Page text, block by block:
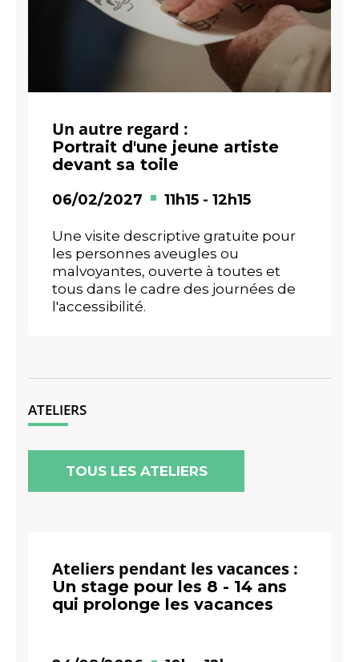
Un autre regard :
Portrait d'une jeune artiste
devant sa toile
06/02/2027 11h15 - 12h15
Une visite descriptive gratuite pour
les personnes aveugles ou
malvoyantes, ouverte à toutes et
tous dans le cadre des journées de
l'accessibilité.
ATELIERS
TOUS LES ATELIERS
Ateliers pendant les vacances :
Un stage pour les 8 - 14 ans
qui prolonge les vacances